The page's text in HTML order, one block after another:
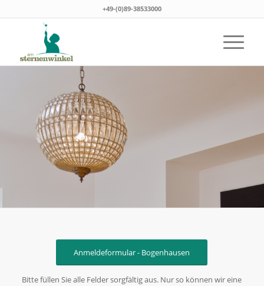
+49-(0)89-38533000
Anmeldeformular - Bogenhausen
Bitte füllen Sie alle Felder sorgfältig aus. Nur so können wir eine